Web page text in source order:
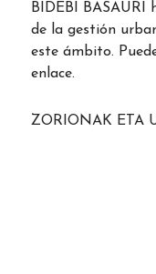
BIDEBI BASAURI
de la gestión
este ámbito.
enlace.
ZORIONAK ETA